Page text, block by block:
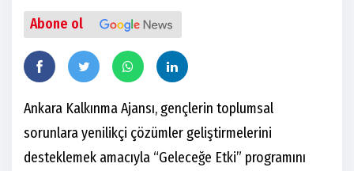
Abone ol
Ankara Kalkınma Ajansı, gençlerin toplumsal
sorunlara yenilikçi çözümler geliştirmelerini
desteklemek amacıyla “Geleceğe Etki” programını